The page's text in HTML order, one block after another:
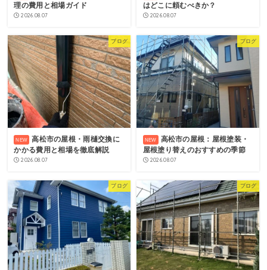
理の費用と相場ガイド
2026.08.07
はどこに頼むべきか？
2026.08.07
ブログ
高松市の屋根・雨樋交換に
かかる費用と相場を徹底解説
2026.08.07
ブログ
高松市の屋根：屋根塗装・
屋根塗り替えのおすすめの季節
2026.08.07
ブログ ブログ